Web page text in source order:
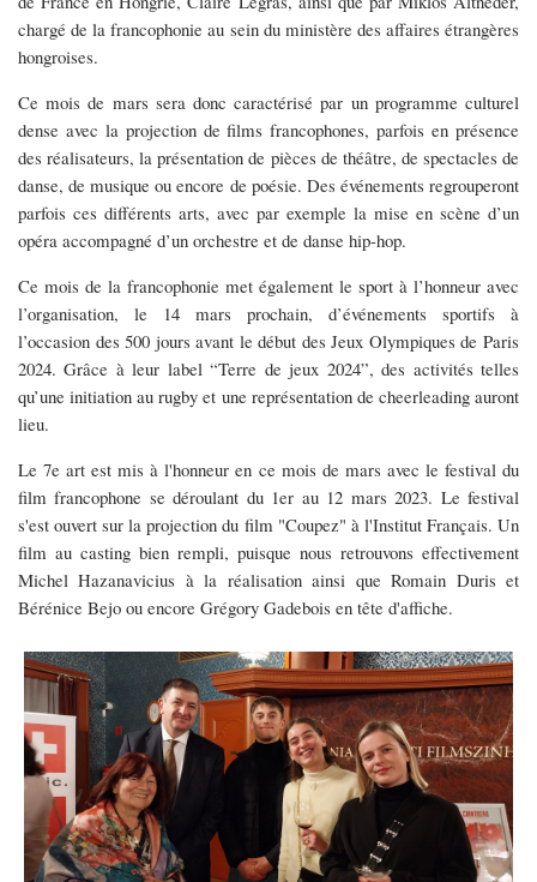
chargé de la francophonie au sein du ministère des affaires étrangères
hongroises.
Ce mois de mars sera donc caractérisé par un programme culturel
dense avec la projection de films francophones, parfois en présence
des réalisateurs, la présentation de pièces de théâtre, de spectacles de
danse, de musique ou encore de poésie. Des événements regrouperont
parfois ces différents arts, avec par exemple la mise en scène d’un
opéra accompagné d’un orchestre et de danse hip-hop.
Ce mois de la francophonie met également le sport à l’honneur avec
l’organisation, le 14 mars prochain, d’événements sportifs à
l’occasion des 500 jours avant le début des Jeux Olympiques de Paris
2024. Grâce à leur label “Terre de jeux 2024”, des activités telles
qu’une initiation au rugby et une représentation de cheerleading auront
lieu.
Le 7e art est mis à l'honneur en ce mois de mars avec le festival du
film francophone se déroulant du 1er au 12 mars 2023. Le festival
s'est ouvert sur la projection du film "Coupez" à l'Institut Français. Un
film au casting bien rempli, puisque nous retrouvons effectivement
Michel Hazanavicius à la réalisation ainsi que Romain Duris et
Bérénice Bejo ou encore Grégory Gadebois en tête d'affiche.